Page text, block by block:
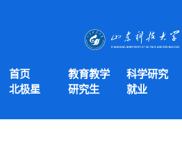
首页 教育教学 科学研究
北极星
研究生 就业